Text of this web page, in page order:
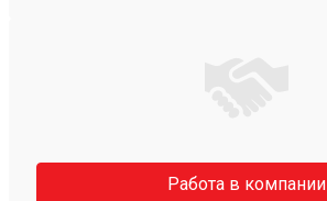
Работа в компании